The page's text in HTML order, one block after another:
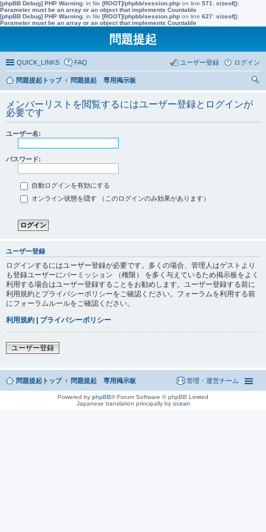
[phpBB Debug] PHP Warning: in file [ROOT]/phpbb/session.php on line 571 : sizeof():
Parameter must be an array or an object that implements Countable
[phpBB Debug] PHP Warning: in file [ROOT]/phpbb/session.php on line 627: sizeof():
Parameter must be an array or an object that implements Countable
問題提起
QUICK_LINKS FAQ ログイン
ユーザー登録
問題提起トップ
問題提起 専用掲示板
メンバーリストを閲覧するにはユーザー登録とログインが
必要です
ユーザー名:
パスワード:
自動ログインを有効にする
オンライン状態を隠す （このログインのみ効果があります）
ユーザー登録
ログインするにはユーザー登録が必要です。多くの場合、管理人はゲストより
も登録ユーザーにパーミッション （権限） を多く与えているため掲示板をよく
利用する場合はユーザー登録することをお勧めします。ユーザー登録する前に
利用規約とプライバシーポリシーをご確認ください。フォーラムを利用する前
にフォーラムルールをご確認ください。
利用規約 | プライバシーポリシー
ユーザー登録
問題提起トップ 問題提起 専用掲示板 管理・運営チーム
Powered by phpBB® Forum Software © phpBB Limited
Japanese translation principally by ocean